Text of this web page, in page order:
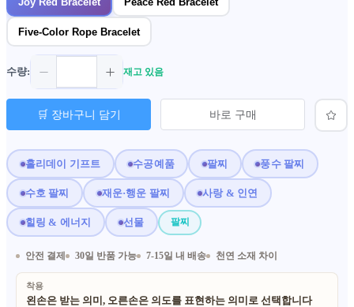
홀리데이 기프트 수공예품 팔찌 풍수 팔찌
수호 팔찌 재운·행운 팔찌 사랑 & 인연
힐링 & 에너지 선물 팔찌
Five-Color Rope Bracelet
수량: 재고 있음
🛒 장바구니 담기 바로 구매
안전 결제 30일 반품 가능 7-15일 내 배송 천연 소재 차이
착용
왼손은 받는 의미, 오른손은 의도를 표현하는 의미로 선택합니다